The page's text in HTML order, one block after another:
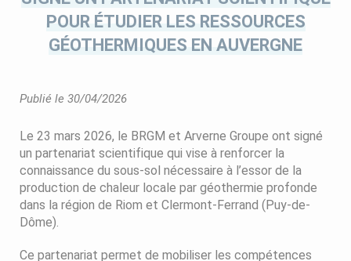
POUR ÉTUDIER LES RESSOURCES
GÉOTHERMIQUES EN AUVERGNE
Publié le 30/04/2026
Le 23 mars 2026, le BRGM et Arverne Groupe ont signé
un partenariat scientifique qui vise à renforcer la
connaissance du sous-sol nécessaire à l’essor de la
production de chaleur locale par géothermie profonde
dans la région de Riom et Clermont-Ferrand (Puy-de-
Dôme).
Ce partenariat permet de mobiliser les compétences